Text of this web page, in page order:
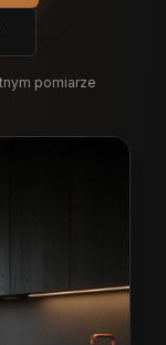
pomiarze